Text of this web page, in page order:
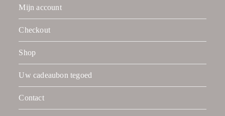
Mijn account
Checkout
Shop
Uw cadeaubon tegoed
Contact